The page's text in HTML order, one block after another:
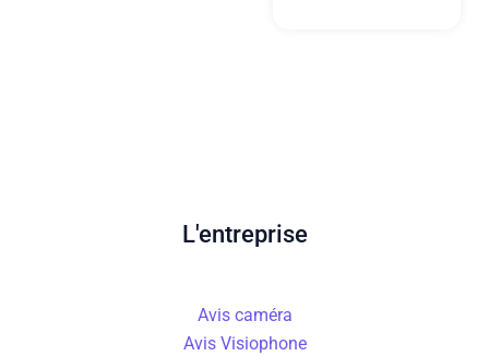
L'entreprise
Avis caméra
Avis Visiophone